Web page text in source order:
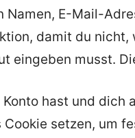
Namen, E-Mail-
damit du nicht,
eingeben musst.
Konto hast und dich
setzen, um